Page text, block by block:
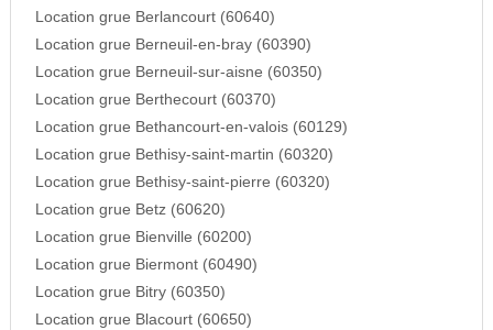
Location grue Berlancourt (60640)
Location grue Berneuil-en-bray (60390)
Location grue Berneuil-sur-aisne (60350)
Location grue Berthecourt (60370)
Location grue Bethancourt-en-valois (60129)
Location grue Bethisy-saint-martin (60320)
Location grue Bethisy-saint-pierre (60320)
Location grue Betz (60620)
Location grue Bienville (60200)
Location grue Biermont (60490)
Location grue Bitry (60350)
Location grue Blacourt (60650)